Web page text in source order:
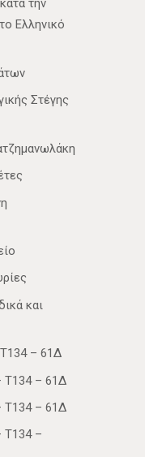
την
Ελληνικό
Στέγης
και
– 61Δ
Τ134 – 61Δ
Τ134 – 61Δ
Τ134 –